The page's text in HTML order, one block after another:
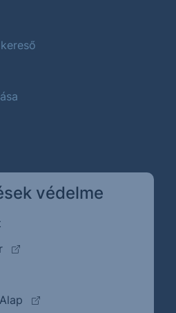
védelme
(külső oldalra ugrik)
oldalra ugrik)
(külső oldalra ugrik)